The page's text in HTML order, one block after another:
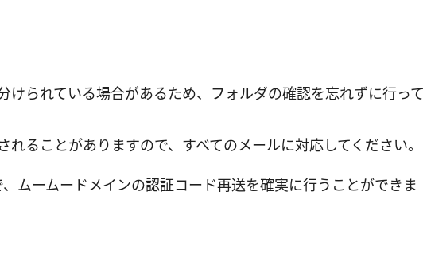
けられている場合があるため、フォルダの確認を忘れずに行って
ることがありますので、すべてのメールに対応してください。
ムームードメインの認証コード再送を確実に行うことができま